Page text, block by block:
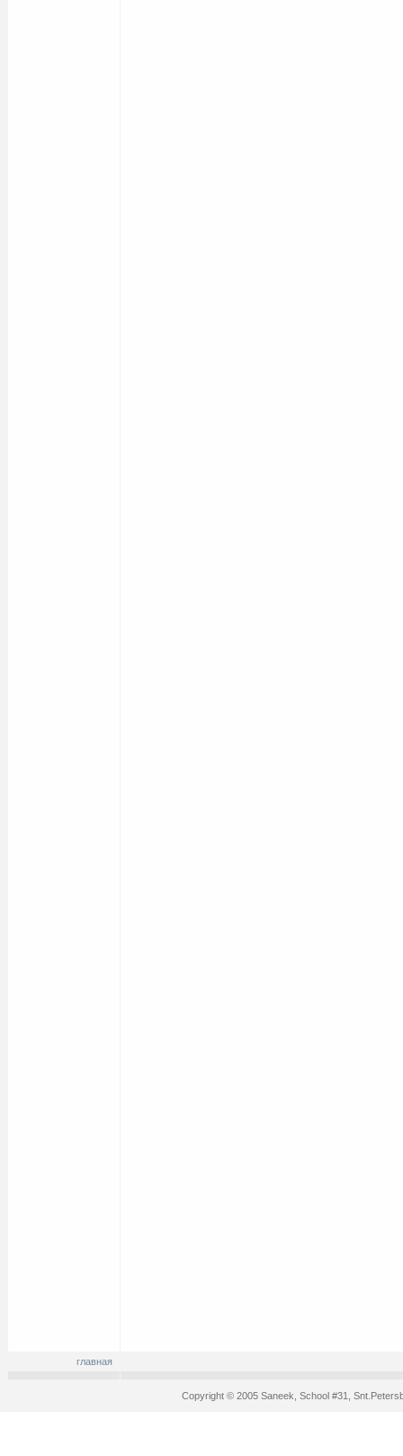
главная
Copyright © 2005 Saneek, School #31,